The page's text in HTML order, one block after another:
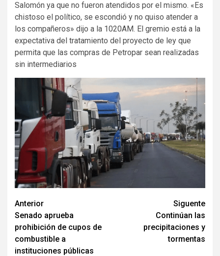
Salomón ya que no fueron atendidos por el mismo. «Es
chistoso el político, se escondió y no quiso atender a
los compañeros» dijo a la 1020AM. El gremio está a la
expectativa del tratamiento del proyecto de ley que
permita que las compras de Petropar sean realizadas
sin intermediarios
Navegación
de
entradas
Anterior
Senado aprueba
prohibición de cupos de
combustible a
instituciones públicas
Siguente
Continúan las
precipitaciones y
tormentas